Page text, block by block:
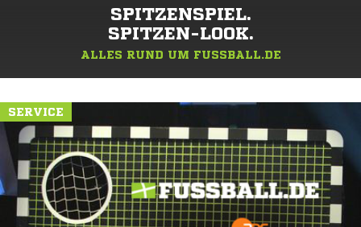
SPITZENSPIEL.
SPITZEN-LOOK.
ALLES RUND UM FUSSBALL.DE
SERVICE